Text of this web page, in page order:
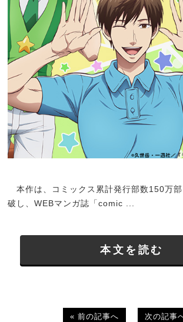
本作は、コミックス累計発行部数150万
破し、WEBマンガ誌「comic ...
本文を読む
« 前の記事へ 次の記事